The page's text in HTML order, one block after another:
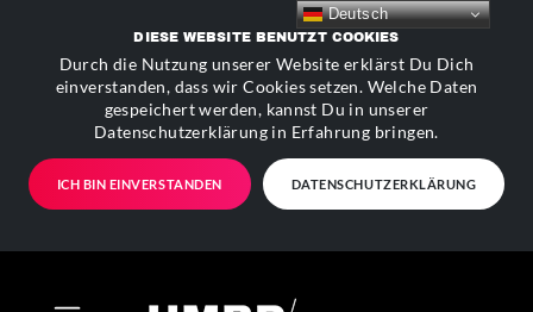
DIESE WEBSITE BENUTZT COOKIES
Durch die Nutzung unserer Website erklärst Du Dich
einverstanden, dass wir Cookies setzen. Welche Daten
gespeichert werden, kannst Du in unserer
Datenschutzerklärung in Erfahrung bringen.
ICH BIN EINVERSTANDEN DATENSCHUTZERKLÄRUNG
Deutsch